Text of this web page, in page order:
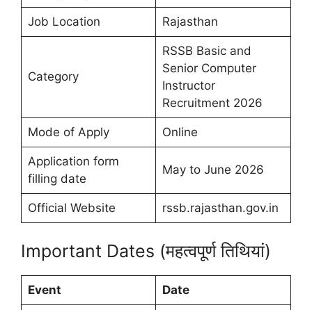
Job Location Rajasthan
Category
RSSB Basic and
Senior Computer
Instructor
Recruitment 2026
Mode of Apply Online
Application form
filling date
May to June 2026
Official Website rssb.rajasthan.gov.in
Important Dates (महत्वपूर्ण तिथियां)
Event Date